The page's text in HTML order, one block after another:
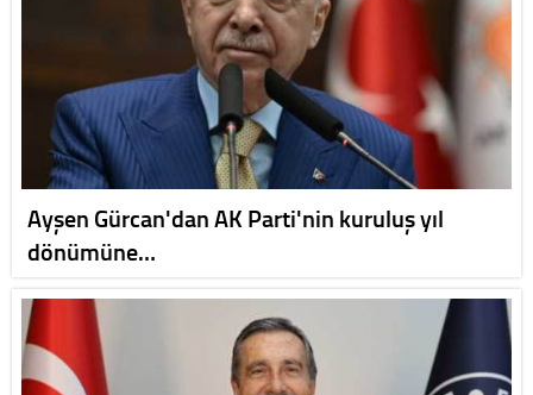
Ayşen Gürcan'dan AK Parti'nin kuruluş yıl
dönümüne…